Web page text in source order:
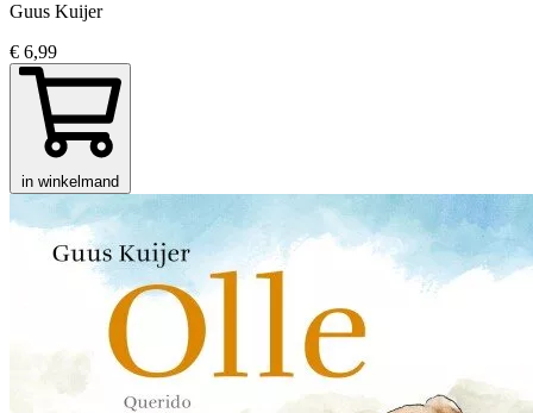
Guus Kuijer
€ 6,99
in winkelmand